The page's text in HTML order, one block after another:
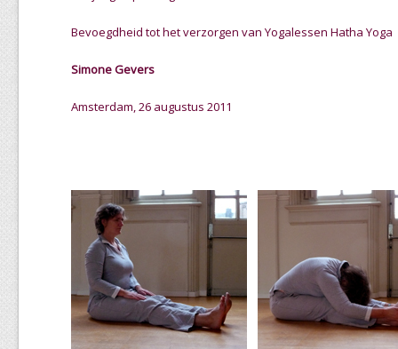
Bevoegdheid tot het verzorgen van Yogalessen Hatha Yoga
Simone Gevers
Amsterdam, 26 augustus 2011